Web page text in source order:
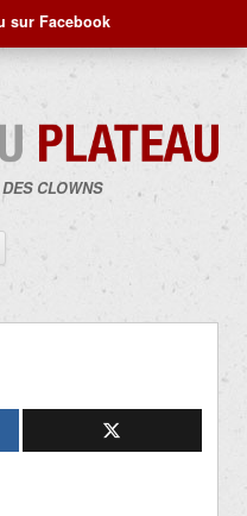
sur Facebook
CLOWNS
contenu